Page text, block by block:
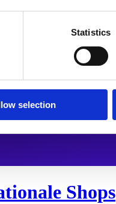
Statistics
selection
Shops